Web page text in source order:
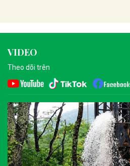
VIDEO
Theo dõi trên